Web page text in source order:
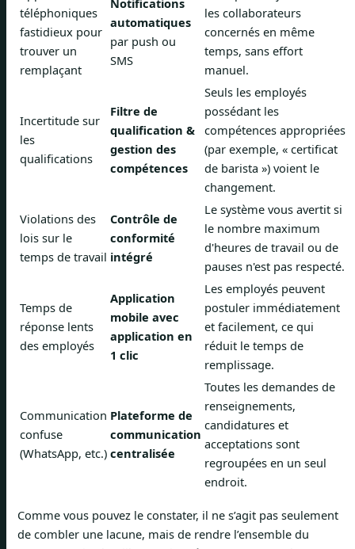
téléphoniques
fastidieux pour
trouver un
remplaçant
automatiques
par push ou
SMS
les collaborateurs
concernés en même
temps, sans effort
manuel.
Incertitude sur
les
qualifications
Filtre de
qualification &
gestion des
compétences
Seuls les employés
possédant les
compétences appropriées
(par exemple, « certificat
de barista ») voient le
changement.
Violations des
lois sur le
temps de travail
Contrôle de
conformité
intégré
Le système vous avertit si
le nombre maximum
d'heures de travail ou de
pauses n'est pas respecté.
Temps de
réponse lents
des employés
Application
mobile avec
application en
1 clic
Les employés peuvent
postuler immédiatement
et facilement, ce qui
réduit le temps de
remplissage.
Communication
confuse
(WhatsApp, etc.)
Plateforme de
communication
centralisée
Toutes les demandes de
renseignements,
candidatures et
acceptations sont
regroupées en un seul
endroit.
Comme vous pouvez le constater, il ne s’agit pas seulement
de combler une lacune, mais de rendre l’ensemble du